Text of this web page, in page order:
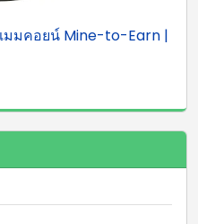
เมมคอยน์ Mine-to-Earn |